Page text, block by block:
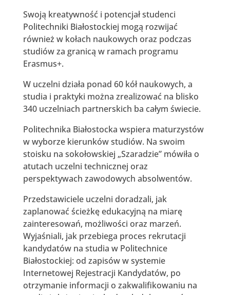
Swoją kreatywność i potencjał studenci
Politechniki Białostockiej mogą rozwijać
również w kołach naukowych oraz podczas
studiów za granicą w ramach programu
Erasmus+.
W uczelni działa ponad 60 kół naukowych, a
studia i praktyki można zrealizować na blisko
340 uczelniach partnerskich ba całym świecie.
Politechnika Białostocka wspiera maturzystów
w wyborze kierunków studiów. Na swoim
stoisku na sokołowskiej „Szaradzie” mówiła o
atutach uczelni technicznej oraz
perspektywach zawodowych absolwentów.
Przedstawiciele uczelni doradzali, jak
zaplanować ścieżkę edukacyjną na miarę
zainteresowań, możliwości oraz marzeń.
Wyjaśniali, jak przebiega proces rekrutacji
kandydatów na studia w Politechnice
Białostockiej: od zapisów w systemie
Internetowej Rejestracji Kandydatów, po
otrzymanie informacji o zakwalifikowaniu na